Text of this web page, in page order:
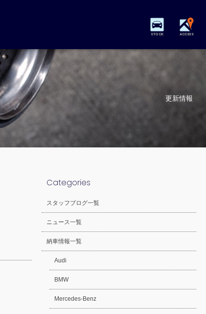
STOCK ACCESS
更新情報
Categories
スタッフブログ一覧
ニュース一覧
納車情報一覧
Audi
BMW
Mercedes-Benz